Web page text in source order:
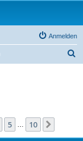
Anmelden
5 10